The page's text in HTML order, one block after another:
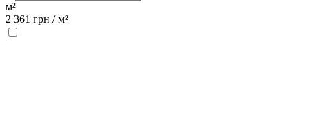
м²
2 361 грн /м²